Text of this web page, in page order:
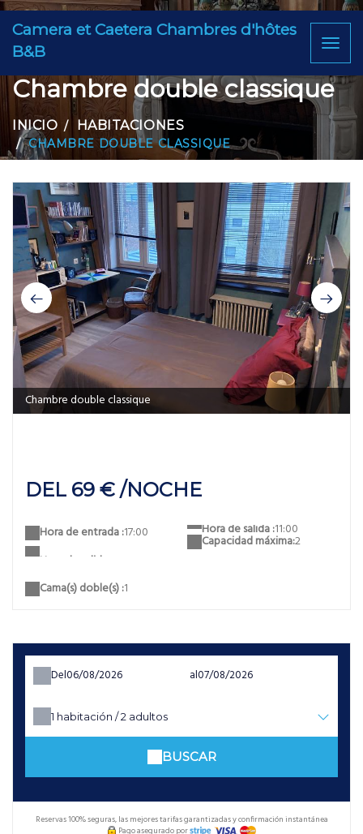
Camera et Caetera Chambres d'hôtes
B&B
Chambre double classique
INICIO HABITACIONES
CHAMBRE DOUBLE CLASSIQUE
Chambre double classique
DEL 69 € /NOCHE
Hora de entrada :17:00 Hora de salida :11:00
Capacidad máxima:2
Cama(s) doble(s) :1
Del al
1 habitación /2 adultos
BUSCAR
Reservas 100% seguras, las mejores tarifas garantizadas y confirmación instantánea
Pago asegurado por